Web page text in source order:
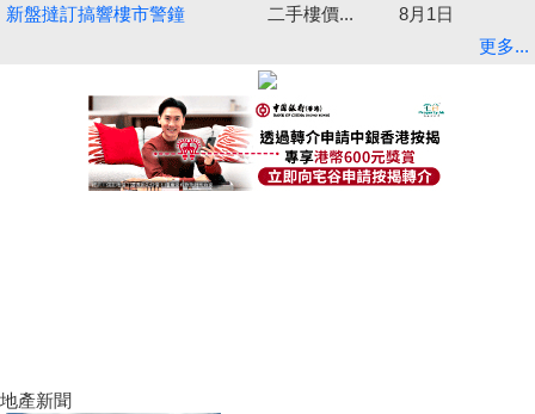
新盤撻訂搞響樓市警鐘
二手樓價...
8月1日
更多...
地產新聞